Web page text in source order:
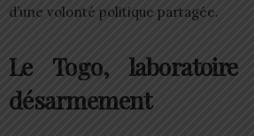
d’une volonté politique partagée.
Le Togo,
désarmement